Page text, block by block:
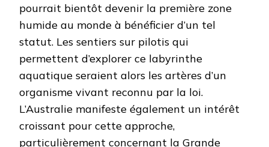
pourrait bientôt devenir la première zone
humide au monde à bénéficier d’un tel
statut. Les sentiers sur pilotis qui
permettent d’explorer ce labyrinthe
aquatique seraient alors les artères d’un
organisme vivant reconnu par la loi.
L’Australie manifeste également un intérêt
croissant pour cette approche,
particulièrement concernant la Grande